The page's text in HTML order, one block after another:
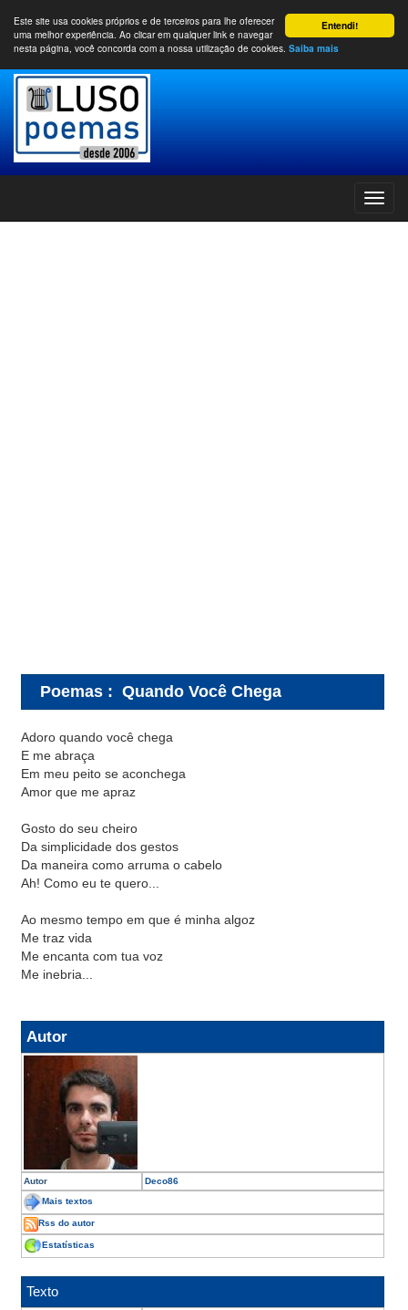
Entendi!
Este site usa cookies próprios e de terceiros para lhe oferecer
uma melhor experiência. Ao clicar em qualquer link e navegar
nesta página, você concorda com a nossa utilização de cookies. Saiba mais
Poemas : Quando Você Chega
Adoro quando você chega
E me abraça
Em meu peito se aconchega
Amor que me apraz
Gosto do seu cheiro
Da simplicidade dos gestos
Da maneira como arruma o cabelo
Ah! Como eu te quero...
Ao mesmo tempo em que é minha algoz
Me traz vida
Me encanta com tua voz
Me inebria...
Autor
Autor Deco86
Mais textos
Rss do autor
Estatísticas
Texto